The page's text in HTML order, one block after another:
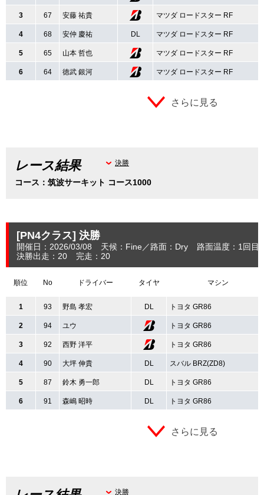
3 67 安藤 祐貴 マツダ ロードスター RF
4 68 安仲 慶祐 DL マツダ ロードスター RF
5 65 山本 哲也 マツダ ロードスター RF
6 64 徳武 銀河 マツダ ロードスター RF
さらに見る
レース結果
コース：筑波サーキット コース1000
決勝
[PN4クラス] 決勝
開催日：2026/03/08 天候：Fine 路面：Dry
路面温度：1回
決勝出走：20
完走：20
順位 No ドライバー タイヤ マシン
1 93 野島 孝宏 DL トヨタ GR86
2 94 ユウ トヨタ GR86
3 92 西野 洋平 トヨタ GR86
4 90 大坪 伸貴 DL スバル BRZ(ZD8)
5 87 鈴木 勇一郎 DL トヨタ GR86
6 91 森嶋 昭時 DL トヨタ GR86
さらに見る
決勝